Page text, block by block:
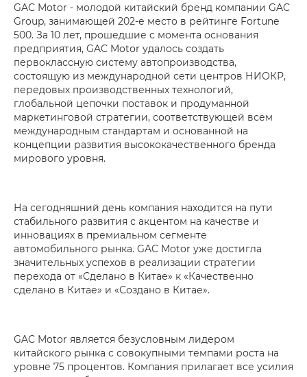
GAC Motor - молодой китайский бренд компании GAC
Group, занимающей 202-е место в рейтинге Fortune
500. За 10 лет, прошедшие с момента основания
предприятия, GAC Motor удалось создать
первоклассную систему автопроизводства,
состоящую из международной сети центров НИОКР,
передовых производственных технологий,
глобальной цепочки поставок и продуманной
маркетинговой стратегии, соответствующей всем
международным стандартам и основанной на
концепции развития высококачественного бренда
мирового уровня.
На сегодняшний день компания находится на пути
стабильного развития с акцентом на качестве и
инновациях в премиальном сегменте
автомобильного рынка. GAC Motor уже достигла
значительных успехов в реализации стратегии
перехода от «Сделано в Китае» к «Качественно
сделано в Китае» и «Создано в Китае».
GAC Motor является безусловным лидером
китайского рынка с совокупными темпами роста на
уровне 75 процентов. Компания прилагает все усилия